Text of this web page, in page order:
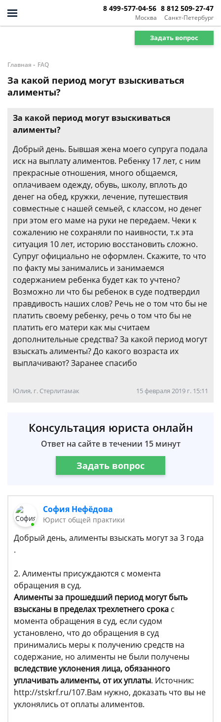
Москва
8 499-577-04-56
Санкт-Петербург
8 812 509-27-47
Задать вопрос
Главная - FAQ
За какой период могут взыскиваться
алименты?
За какой период могут взыскиваться
алименты?
Добрый день. Бывшая жена моего супруга подала
иск на выплату алиментов. Ребенку 17 лет, с ним
прекрасные отношения, много общаемся,
оплачиваем одежду, обувь, школу, вплоть до
денег на обед, кружки, лечение, путешествия
совместные с нашей семьей, с классом, но денег
при этом его маме на руки не передаем. Чеки к
сожалению не сохраняли по наивности, т.к эта
ситуация 10 лет, историю восстановить сложно.
Супруг официально не оформлен. Скажите, то что
по факту мы занимались и занимаемся
содержанием ребенка будет как то учтено?
Возможно ли что бы ребенок в суде подтвердил
правдивость наших слов? Речь не о том что бы не
платить своему ребенку, речь о том что бы не
платить его матери как мы считаем
дополнительные средства? За какой период могут
взыскать алименты? До какого возраста их
выплачивают? Заранее спасибо
Юлия, г. Стерлитамак 15 февраля 2019 г. 15:11
Консультация юриста онлайн
Ответ на сайте в течении 15 минут
Задать вопрос
София Нефёдова
Юрист общей практики
Добрый день, алименты взыскать могут за 3 года
.
2. Алименты присуждаются с момента
обращения в суд.
Алименты за прошедший период могут быть
взысканы в пределах трехлетнего срока с
момента обращения в суд, если судом
установлено, что до обращения в суд
принимались меры к получению средств на
содержание, но алименты не были получены
вследствие уклонения лица, обязанного
уплачивать алименты, от их уплаты. Источник:
http://stskrf.ru/107.Вам нужно, доказать что вы не
уклонялись от оплаты алиментов.